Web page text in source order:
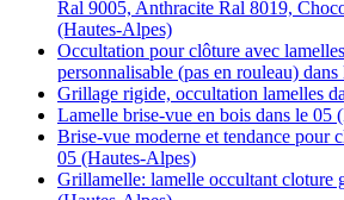
Ral 9005, Anthracite Ral 8019,
(Hautes-Alpes)
Occultation pour clôture avec
personnalisable (pas en rouleau)
Grillage rigide, occultation lamelles
Lamelle brise-vue en bois dans le 05
Brise-vue moderne et tendance pour
05 (Hautes-Alpes)
Grillamelle: lamelle occultant cloture